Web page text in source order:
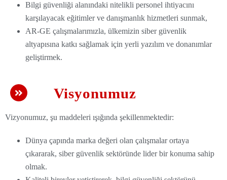
Bilgi güvenliği alanındaki nitelikli personel ihtiyacını
karşılayacak eğitimler ve danışmanlık hizmetleri sunmak,
AR-GE çalışmalarımızla, ülkemizin siber güvenlik
altyapısına katkı sağlamak için yerli yazılım ve donanımlar
geliştirmek.
Visyonumuz
Vizyonumuz, şu maddeleri ışığında şekillenmektedir:
Dünya çapında marka değeri olan çalışmalar ortaya
çıkararak, siber güvenlik sektöründe lider bir konuma sahip
olmak.